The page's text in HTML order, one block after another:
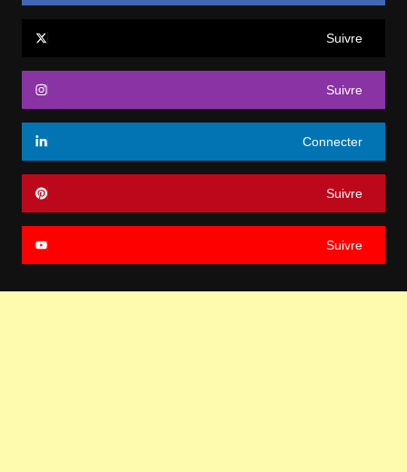
Suivre
Suivre
Connecter
Suivre
Suivre